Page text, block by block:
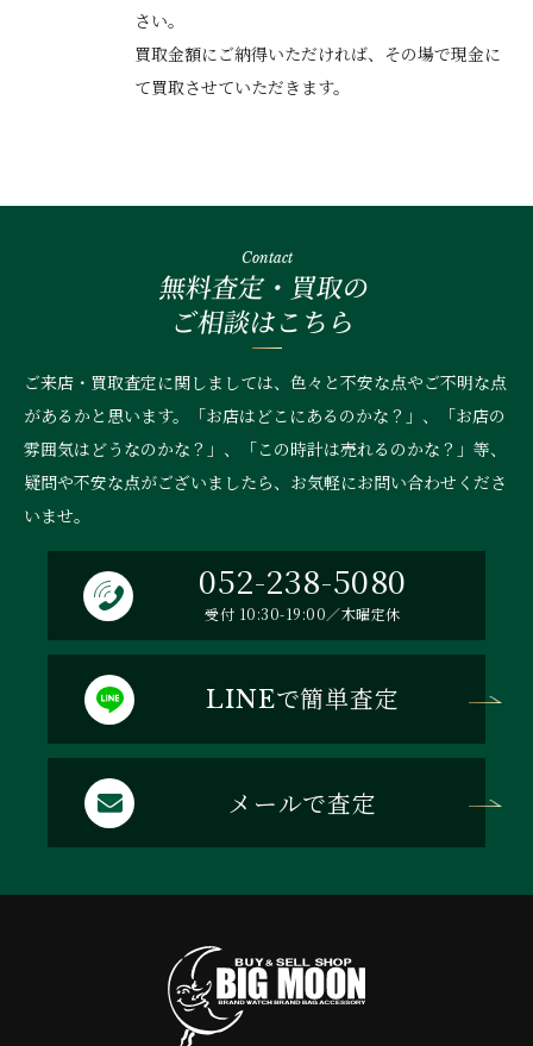
さい。
買取金額にご納得いただければ、その場で現金に
て買取させていただきます。
Contact
無料査定・買取の
ご相談はこちら
ご来店・買取査定に関しましては、色々と不安な点やご不明な点
があるかと思います。「お店はどこにあるのかな？」、
「お店の
雰囲気はどうなのかな？」、「この時計は売れるのかな？」等、
疑問や不安な点がございましたら、お気軽にお問い合わせくださ
いませ。
052-238-5080
受付 10:30-19:00／木曜定休
LINEで簡単査定
メールで査定